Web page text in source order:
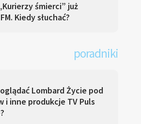
śmierci” już
Kiedy słuchać?
poradniki
Lombard Życie pod
i inne produkcje TV Puls